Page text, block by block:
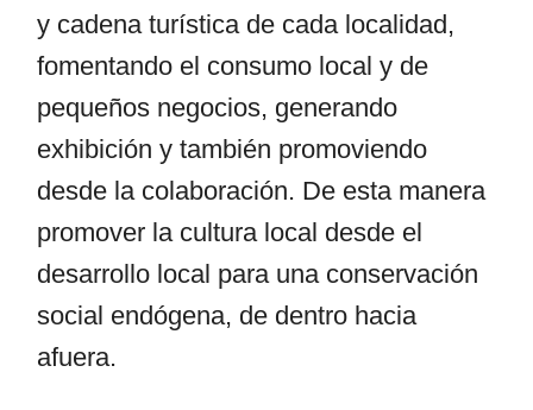
y cadena turística de cada localidad,
fomentando el consumo local y de
pequeños negocios, generando
exhibición y también promoviendo
desde la colaboración. De esta manera
promover la cultura local desde el
desarrollo local para una conservación
social endógena, de dentro hacia
afuera.